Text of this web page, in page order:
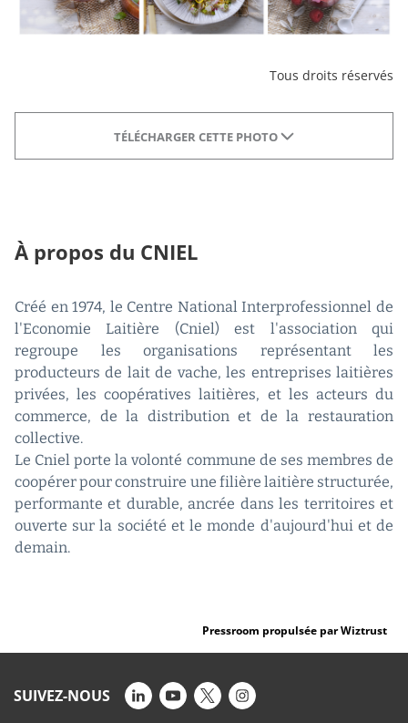
Tous droits réservés
TÉLÉCHARGER CETTE PHOTO
À propos du CNIEL
Créé en 1974, le Centre National Interprofessionnel de
l'Economie Laitière (Cniel) est l'association qui
regroupe les organisations représentant les
producteurs de lait de vache, les entreprises laitières
privées, les coopératives laitières, et les acteurs du
commerce, de la distribution et de la restauration
collective.
Le Cniel porte la volonté commune de ses membres de
coopérer pour construire une filière laitière structurée,
performante et durable, ancrée dans les territoires et
ouverte sur la société et le monde d'aujourd'hui et de
demain.
Pressroom propulsée par Wiztrust
SUIVEZ-NOUS